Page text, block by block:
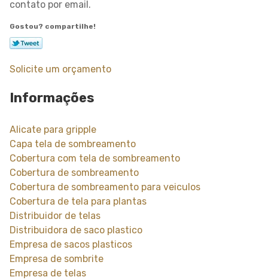
contato por email.
Gostou? compartilhe!
Solicite um orçamento
Informações
Alicate para gripple
Capa tela de sombreamento
Cobertura com tela de sombreamento
Cobertura de sombreamento
Cobertura de sombreamento para veiculos
Cobertura de tela para plantas
Distribuidor de telas
Distribuidora de saco plastico
Empresa de sacos plasticos
Empresa de sombrite
Empresa de telas